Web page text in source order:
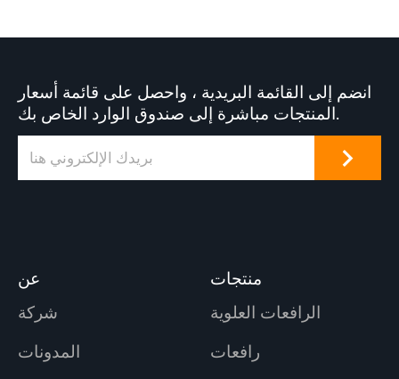
انضم إلى القائمة البريدية ، واحصل على قائمة أسعار
المنتجات مباشرة إلى صندوق الوارد الخاص بك.
عن
شركة
المدونات
منتجات
الرافعات العلوية
رافعات